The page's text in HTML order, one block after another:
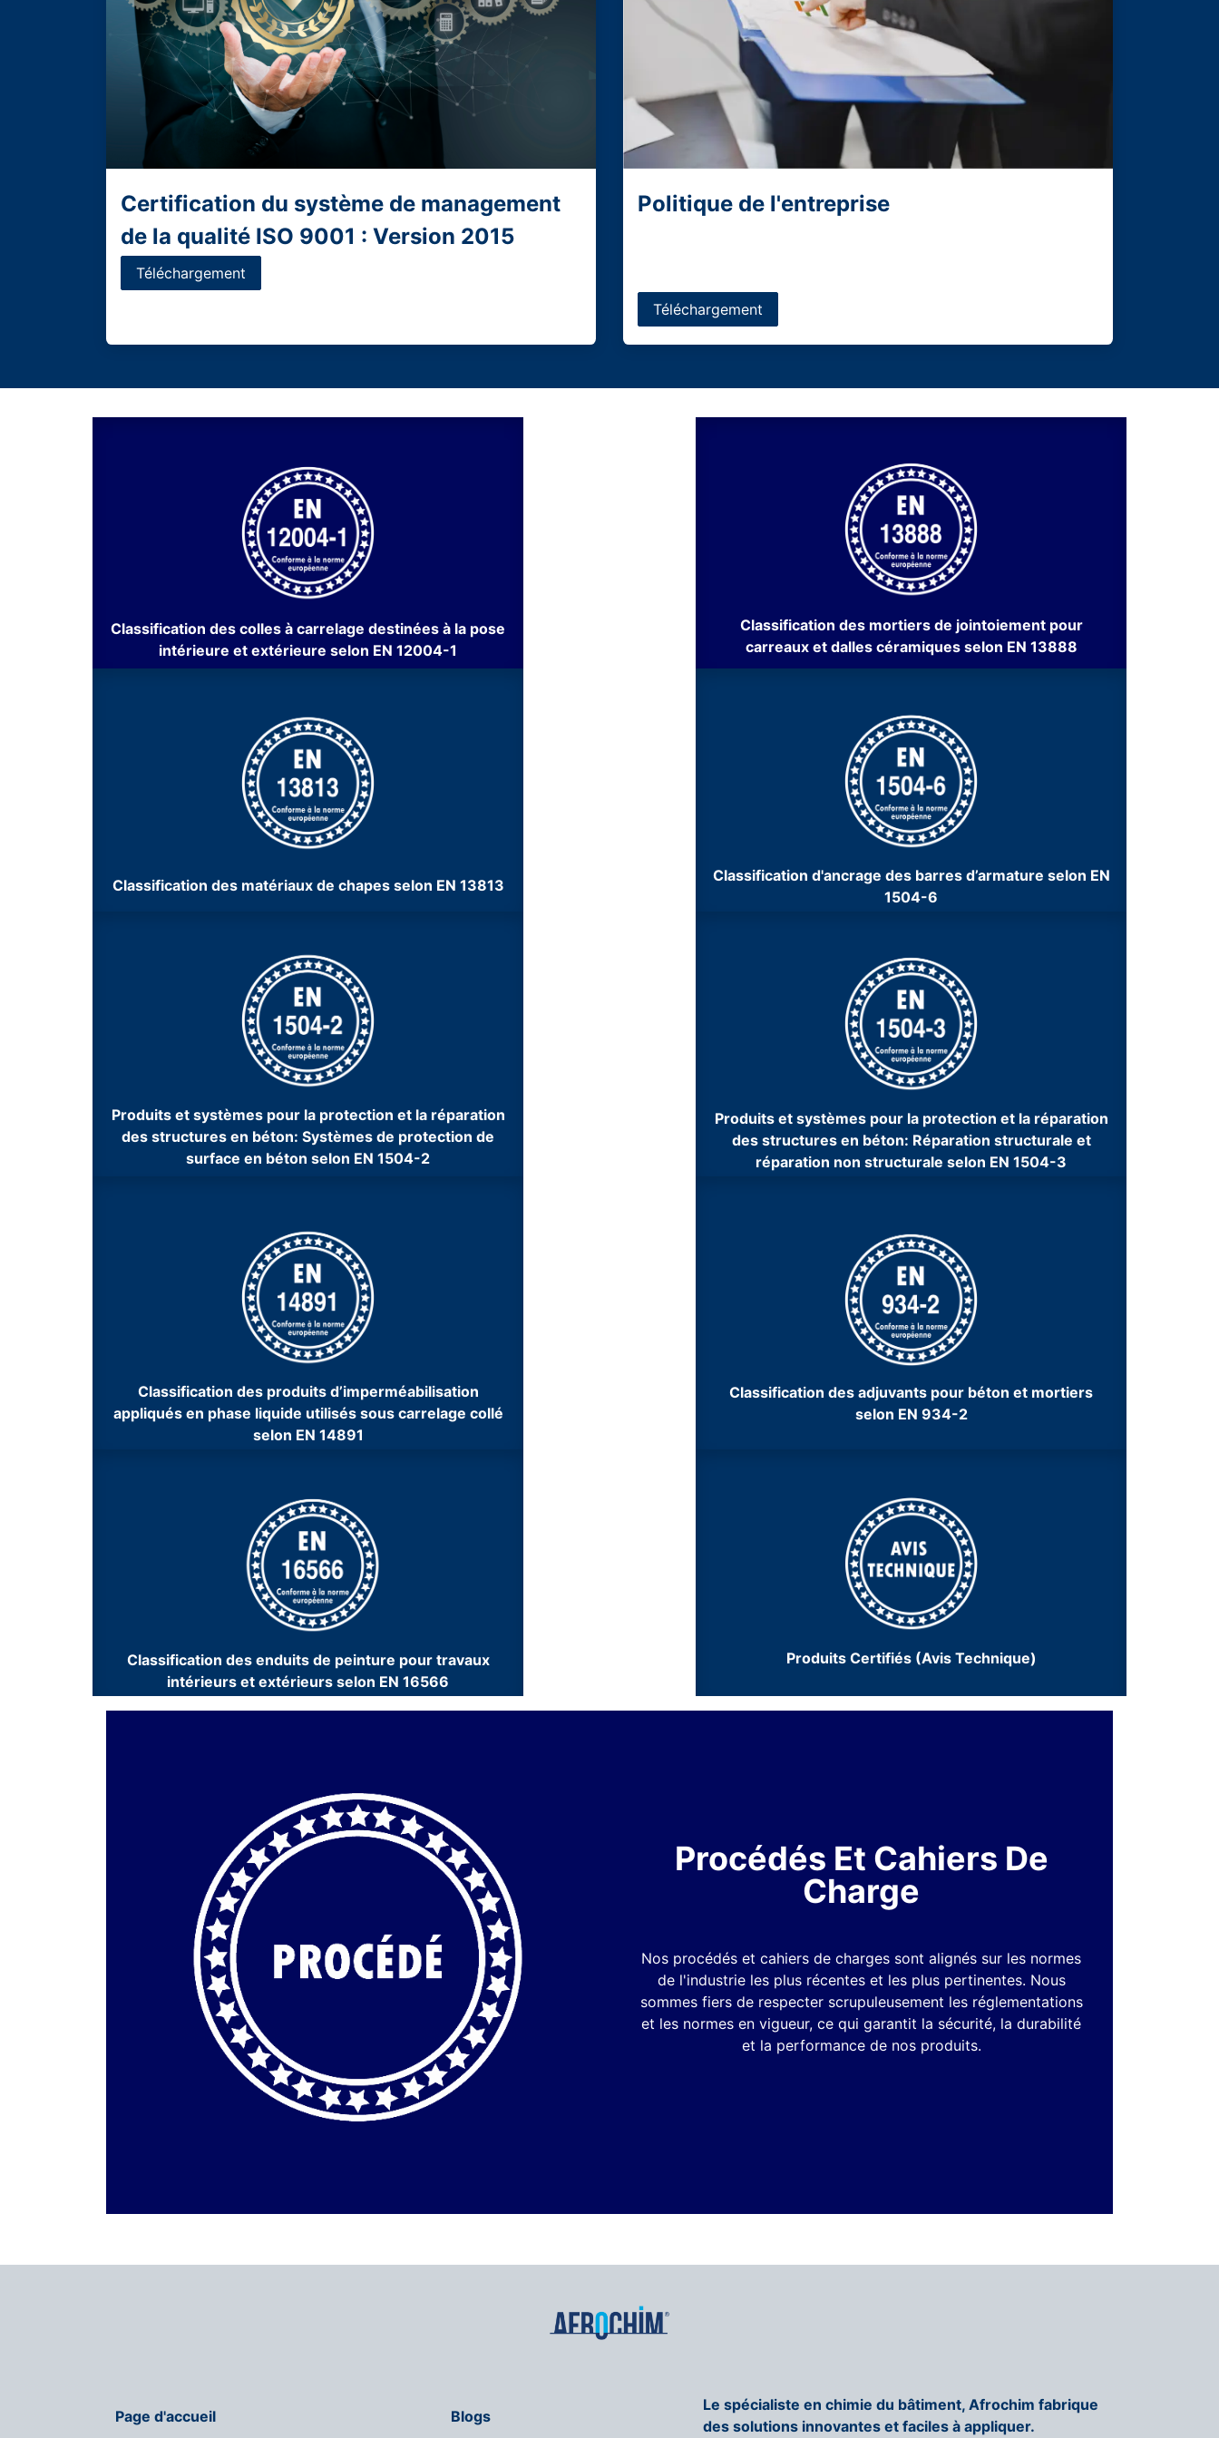
Certification du système de management
de la qualité ISO 9001 : Version 2015
Téléchargement
Politique de l'entreprise
Téléchargement
Classification des colles à carrelage destinées à la pose
intérieure et extérieure selon EN 12004-1
Classification des mortiers de jointoiement pour
carreaux et dalles céramiques selon EN 13888
Classification des matériaux de chapes selon EN 13813
Classification d'ancrage des barres d’armature selon EN
1504-6
Produits et systèmes pour la protection et la réparation
des structures en béton: Systèmes de protection de
surface en béton selon EN 1504-2
Produits et systèmes pour la protection et la réparation
des structures en béton: Réparation structurale et
réparation non structurale selon EN 1504-3
Classification des produits d’imperméabilisation
appliqués en phase liquide utilisés sous carrelage collé
selon EN 14891
Classification des adjuvants pour béton et mortiers
selon EN 934-2
Classification des enduits de peinture pour travaux
intérieurs et extérieurs selon EN 16566
Produits Certifiés (Avis Technique)
Procédés Et Cahiers De
Charge
Nos procédés et cahiers de charges sont alignés sur les normes
de l'industrie les plus récentes et les plus pertinentes. Nous
sommes fiers de respecter scrupuleusement les réglementations
et les normes en vigueur, ce qui garantit la sécurité, la durabilité
et la performance de nos produits.
Le spécialiste en chimie du bâtiment, Afrochim fabrique
des solutions innovantes et faciles à appliquer.
Page d'accueil Blogs